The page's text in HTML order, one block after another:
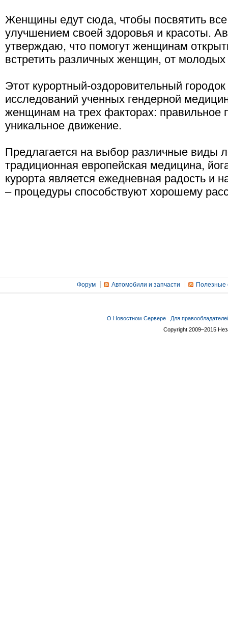
Женщины едут сюда, чтобы посвятить
улучшением своей здоровья и красоты.
утверждаю, что помогут женщинам
встретить различных женщин, от
Этот курортный-оздоровительный
исследований ученных гендерной
женщинам на трех факторах: правильное
уникальное движение.
Предлагается на выбор различные виды
традиционная европейская медицина,
курорта является ежедневная радость
– процедуры способствуют хорошему
Форум Автомобили и запчасти Полезные
О Новостном Сервере
Для
Copyright 2009–2015